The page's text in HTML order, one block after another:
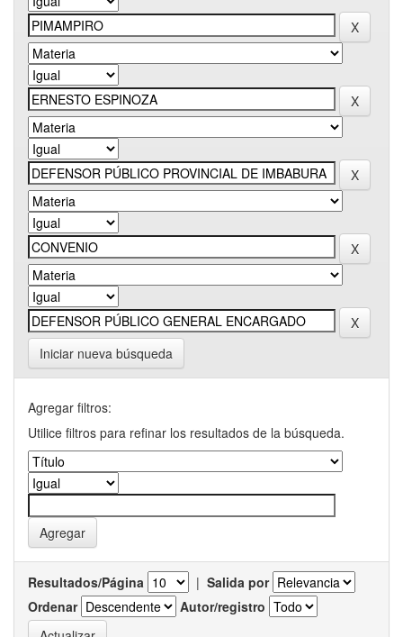
Iniciar nueva búsqueda
Agregar filtros:
Utilice filtros para refinar los resultados de la búsqueda.
Resultados/Página | Salida por
Ordenar
Autor/registro